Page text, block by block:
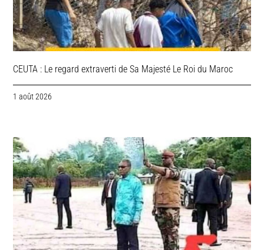
CEUTA : Le regard extraverti de Sa Majesté Le Roi du Maroc
1 août 2026